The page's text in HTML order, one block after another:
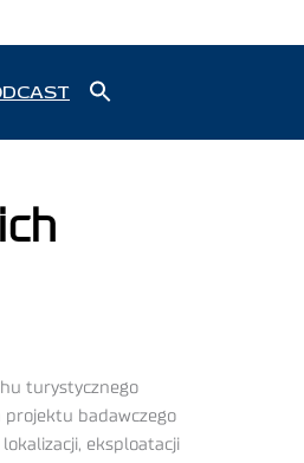
turystycznego
badawczego
eksploatacji